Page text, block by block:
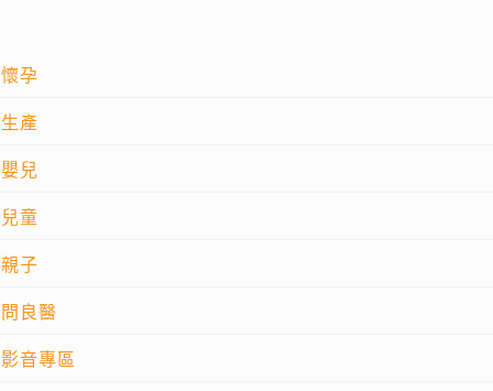
懷孕
生產
嬰兒
兒童
親子
問良醫
影音專區